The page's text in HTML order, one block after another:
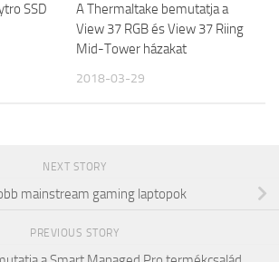
SSD
A Thermaltake bemutatja a
View 37 RGB és View 37 Riing
Mid-Tower házakat
2018-03-29
NEXT STORY
mainstream gaming laptopok
PREVIOUS STORY